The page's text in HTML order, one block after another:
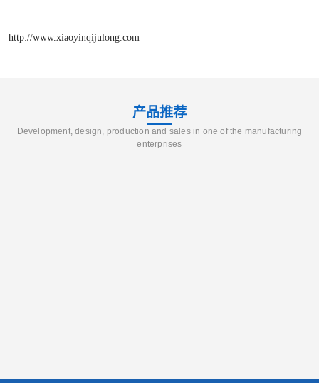
http://www.xiaoyinqijulong.com
产品推荐
Development, design, production and sales in one of the manufacturing
enterprises